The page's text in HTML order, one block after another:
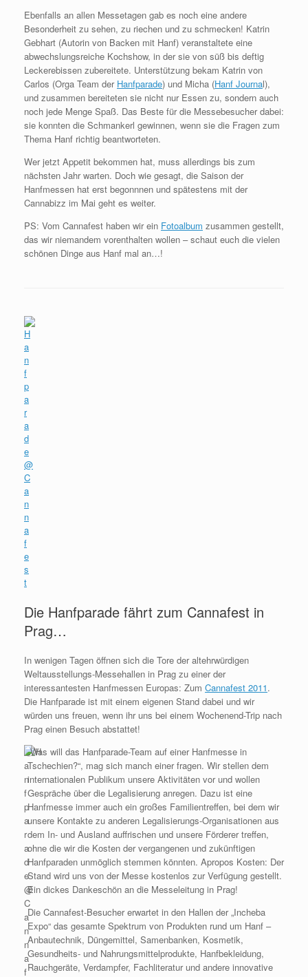
Ebenfalls an allen Messetagen gab es noch eine andere
Besonderheit zu sehen, zu riechen und zu schmecken! Katrin
Gebhart (Autorin von Backen mit Hanf) veranstaltete eine
abwechslungsreiche Kochshow, in der sie von süß bis deftig
Leckerebissen zubereitete. Unterstützung bekam Katrin von
Carlos (Orga Team der Hanfparade) und Micha (Hanf Journal),
und zusammen bereiteten sie nicht nur Essen zu, sondern auch
noch jede Menge Spaß. Das Beste für die Messebesucher dabei:
sie konnten die Schmankerl gewinnen, wenn sie die Fragen zum
Thema Hanf richtig beantworteten.
Wer jetzt Appetit bekommen hat, muss allerdings bis zum
nächsten Jahr warten. Doch wie gesagt, die Saison der
Hanfmessen hat erst begonnnen und spätestens mit der
Cannabizz im Mai geht es weiter.
PS: Vom Cannafest haben wir ein Fotoalbum zusammen gestellt,
das wir niemandem vorenthalten wollen – schaut euch die vielen
schönen Dinge aus Hanf mal an…!
Die Hanfparade fährt zum Cannafest in
Prag…
In wenigen Tagen öffnen sich die Tore der altehrwürdigen
Weltausstellungs-Messehallen in Prag zu einer der
interessantesten Hanfmessen Europas: Zum Cannafest 2011.
Die Hanfparade ist mit einem eigenen Stand dabei und wir
würden uns freuen, wenn ihr uns bei einem Wochenend-Trip nach
Prag einen Besuch abstattet!
„Was will das Hanfparade-Team auf einer Hanfmesse in
Tschechien?“, mag sich manch einer fragen. Wir stellen dem
internationalen Publikum unsere Aktivitäten vor und wollen
Gespräche über die Legalisierung anregen. Dazu ist eine
Hanfmesse immer auch ein großes Familientreffen, bei dem wir
unsere Kontakte zu anderen Legalisierungs-Organisationen aus
dem In- und Ausland auffrischen und unsere Förderer treffen,
ohne die wir die Kosten der vergangenen und zukünftigen
Hanfparaden unmöglich stemmen könnten. Apropos Kosten: Der
Stand wird uns von der Messe kostenlos zur Verfügung gestellt.
Ein dickes Dankeschön an die Messeleitung in Prag!
Die Cannafest-Besucher erwartet in den Hallen der „Incheba
Expo“ das gesamte Spektrum von Produkten rund um Hanf –
Anbautechnik, Düngemittel, Samenbanken, Kosmetik,
Gesundheits- und Nahrungsmittelprodukte, Hanfbekleidung,
Rauchgeräte, Verdampfer, Fachliteratur und andere innovative